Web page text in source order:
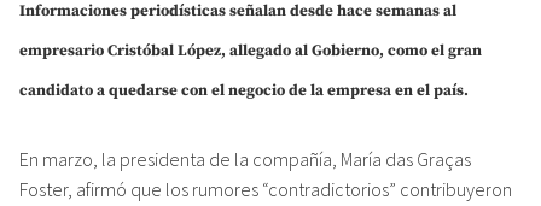
Informaciones periodísticas señalan desde hace semanas al
empresario Cristóbal López, allegado al Gobierno, como el gran
candidato a quedarse con el negocio de la empresa en el país.
En marzo, la presidenta de la compañía, María das Graças
Foster, afirmó que los rumores “contradictorios” contribuyeron